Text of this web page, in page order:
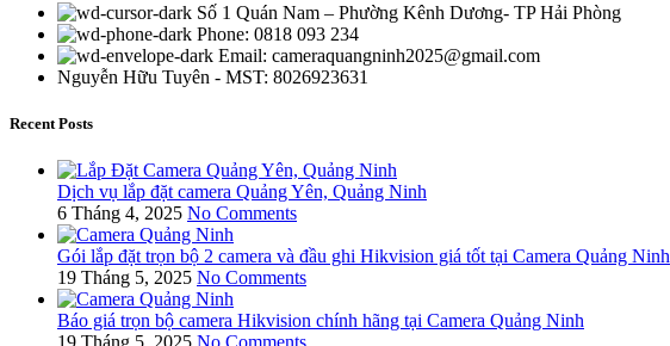
Số 1 Quán Nam – Phường Kênh Dương- TP Hải Phòng
Phone: 0818 093 234
Email: cameraquangninh2025@gmail.com
Nguyễn Hữu Tuyên - MST: 8026923631
Recent Posts
Dịch vụ lắp đặt camera Quảng Yên, Quảng Ninh
6 Tháng 4, 2025 No Comments
Gói lắp đặt trọn bộ 2 camera và đầu ghi Hikvision giá tốt tại Camera Quảng Ninh
19 Tháng 5, 2025 No Comments
Báo giá trọn bộ camera Hikvision chính hãng tại Camera Quảng Ninh